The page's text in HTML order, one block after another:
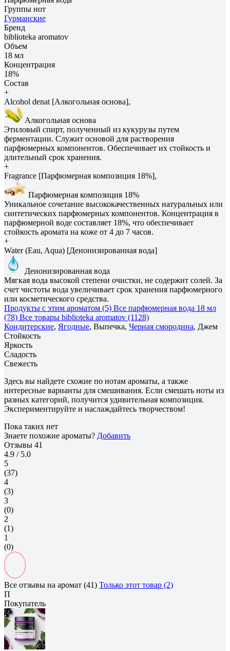
Группы нот
Гурманские
Бренд
biblioteka aromatov
Объем
18 мл
Концентрация
18%
Состав
+
Alcohol denat [Алкогольная основа],
Алкогольная основа
Этиловый спирт, полученный из кукурузы путем
ферментации. Служит основой для растворения
парфюмерных компонентов. Обеспечивает их стойкость и
длительный срок хранения.
+
Fragrance [Парфюмерная композиция 18%],
Парфюмерная композиция 18%
Уникальное сочетание высококачественных натуральных или
синтетических парфюмерных компонентов. Концентрация в
парфюмерной воде составляет 18%, что обеспечивает
стойкость аромата на коже от 4 до 7 часов.
+
Water (Eau, Aqua) [Деионизированная вода]
Деионизированная вода
Мягкая вода высокой степени очистки, не содержит солей. За
счет чистоты вода увеличивает срок хранения парфюмерного
или косметического средства.
Продукты с этим ароматом (5) Все парфюмерная вода 18 мл
(78) Все товары biblioteka aromatov (1128)
Кондитерские, Ягодные, Выпечка, Черная смородина, Джем
Стойкость
Яркость
Сладость
Свежесть
Здесь вы найдете схожие по нотам ароматы, а также
интересные варианты для смешивания. Если смешать ноты из
разных категорий, получится удивительная композиция.
Экспериментируйте и наслаждайтесь творчеством!
Пока таких нет
Знаете похожие ароматы? Добавить
Отзывы 41
4.9 / 5.0
5
(37)
4
(3)
3
(0)
2
(1)
1
(0)
Все отзывы на аромат (41) Только этот товар (2)
П
Покупатель